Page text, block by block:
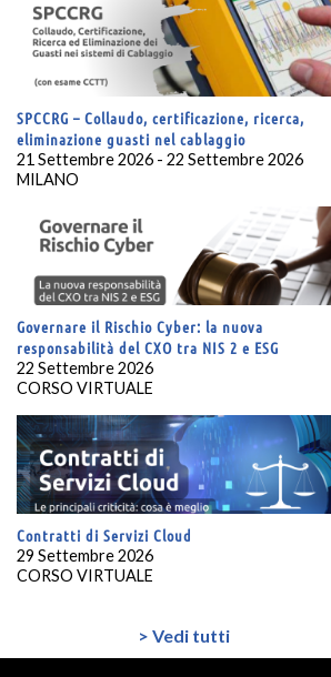
SPCCRG – Collaudo, certificazione, ricerca,
eliminazione guasti nel cablaggio
21 Settembre 2026 - 22 Settembre 2026
MILANO
Governare il Rischio Cyber: la nuova
responsabilità del CXO tra NIS 2 e ESG
22 Settembre 2026
CORSO VIRTUALE
Contratti di Servizi Cloud
29 Settembre 2026
CORSO VIRTUALE
> Vedi tutti